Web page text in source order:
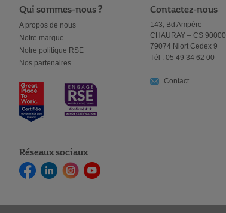
Qui sommes-nous ?
A propos de nous
Notre marque
Notre politique RSE
Nos partenaires
Réseaux sociaux
Contactez-nous
143, Bd Ampère
CHAURAY – CS 90000
79074 Niort Cedex 9
Tél : 05 49 34 62 00
Contact